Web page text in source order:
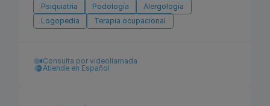
Psiquiatría
Podología
Alergología
Logopedia
Terapia ocupacional
Consulta por videollamada
Atiende en Español